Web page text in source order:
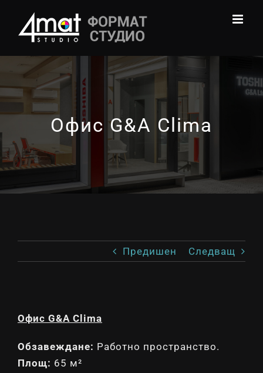
content
Офис G&A Clima
Предишен Следващ
Офис G&A Clima
Обзавеждане: Работно пространство.
Площ: 65 м²